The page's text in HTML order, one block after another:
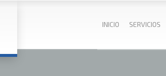
INICIO SERVICIOS